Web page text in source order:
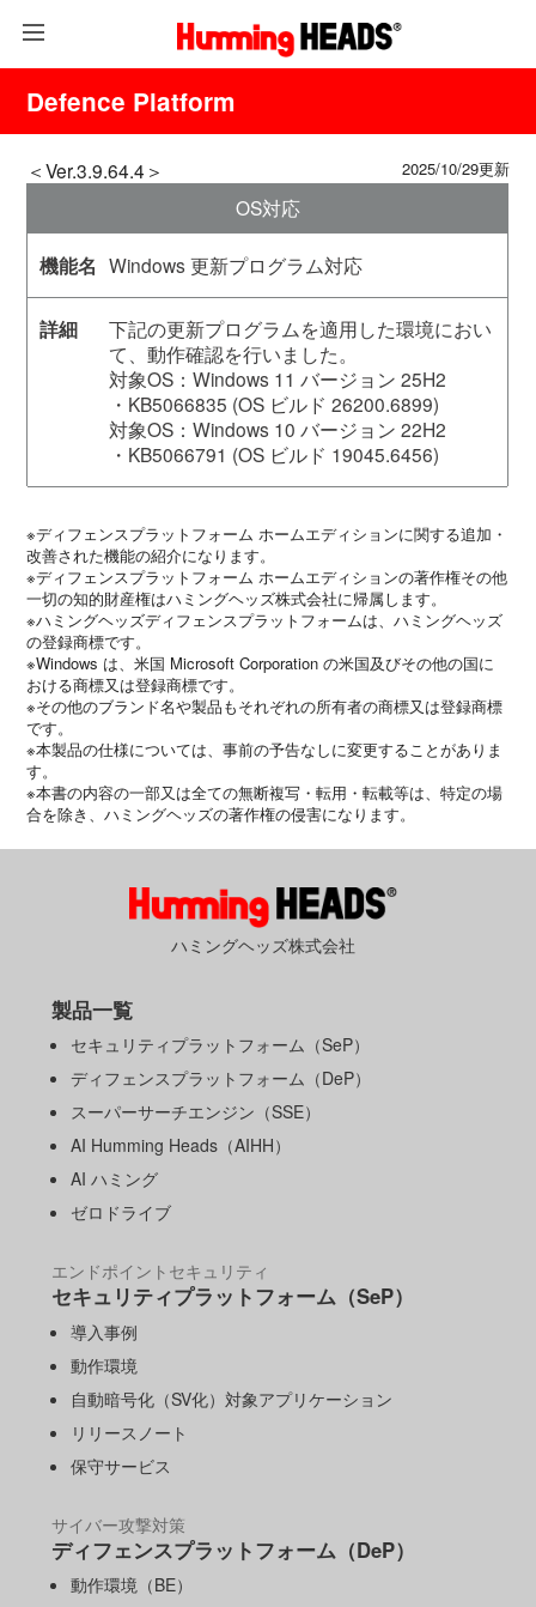
Defence Platform
＜Ver.3.9.64.4＞ 2025/10/29更新
OS対応
Windows 更新プログラム対応
下記の更新プログラムを適用した環境におい
て、動作確認を行いました。
対象OS：Windows 11 バージョン 25H2
・KB5066835 (OS ビルド 26200.6899)
対象OS：Windows 10 バージョン 22H2
・KB5066791 (OS ビルド 19045.6456)
※ディフェンスプラットフォーム ホームエディションに関する追加・
改善された機能の紹介になります。
※ディフェンスプラットフォーム ホームエディションの著作権その他
一切の知的財産権はハミングヘッズ株式会社に帰属します。
※ハミングヘッズディフェンスプラットフォームは、ハミングヘッズ
の登録商標です。
※Windows は、米国 Microsoft Corporation の米国及びその他の国に
おける商標又は登録商標です。
※その他のブランド名や製品もそれぞれの所有者の商標又は登録商標
です。
※本製品の仕様については、事前の予告なしに変更することがありま
す。
※本書の内容の一部又は全ての無断複写・転用・転載等は、特定の場
合を除き、ハミングヘッズの著作権の侵害になります。
ハミングヘッズ株式会社
製品一覧
セキュリティプラットフォーム（SeP）
ディフェンスプラットフォーム（DeP）
スーパーサーチエンジン（SSE）
AI Humming Heads（AIHH）
AI ハミング
ゼロドライブ
エンドポイントセキュリティ
セキュリティプラットフォーム（SeP）
導入事例
動作環境
自動暗号化（SV化）対象アプリケーション
リリースノート
保守サービス
サイバー攻撃対策
ディフェンスプラットフォーム（DeP）
動作環境（BE）